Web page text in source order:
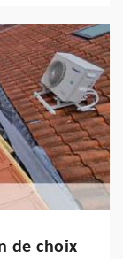
de choix